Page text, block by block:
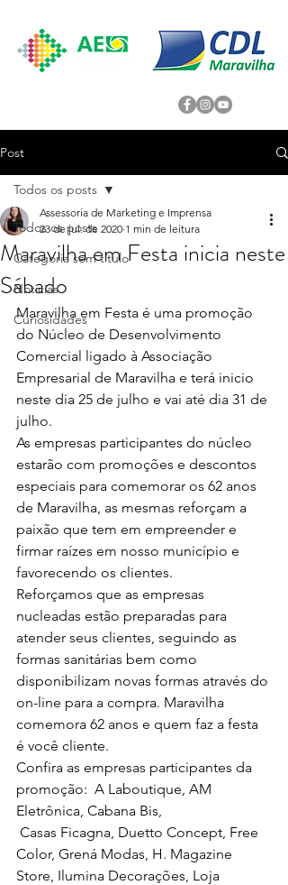
Post
Todos os posts
Categoria sem título
Noticias
Curiosidades
Todos os posts
Maravilha em Festa inicia neste
Sábado
Assessoria de Marketing e Imprensa
23 de jul. de 2020 1 min de leitura
Maravilha em Festa é uma promoção
do Núcleo de Desenvolvimento
Comercial ligado à Associação
Empresarial de Maravilha e terá inicio
neste dia 25 de julho e vai até dia 31 de
julho.
As empresas participantes do núcleo
estarão com promoções e descontos
especiais para comemorar os 62 anos
de Maravilha, as mesmas reforçam a
paixão que tem em empreender e
firmar raízes em nosso município e
favorecendo os clientes.
Reforçamos que as empresas
nucleadas estão preparadas para
atender seus clientes, seguindo as
formas sanitárias bem como
disponibilizam novas formas através do
on-line para a compra. Maravilha
comemora 62 anos e quem faz a festa
é você cliente.
Confira as empresas participantes da
promoção:  A Laboutique, AM
Eletrônica, Cabana Bis,
Color, Grená Modas, H. Magazine
Store, Ilumina Decorações, Loja